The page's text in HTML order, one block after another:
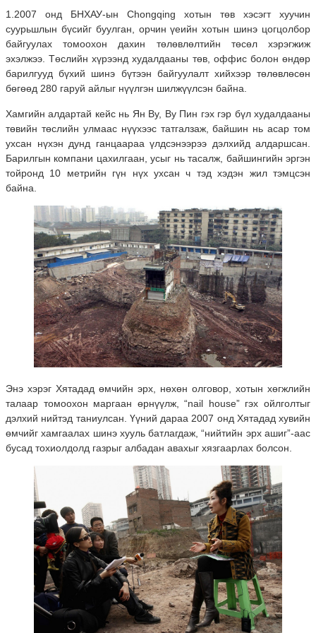
1.2007 онд БНХАУ-ын Chongqing хотын төв хэсэгт хуучин
суурьшлын бүсийг буулган, орчин үеийн хотын шинэ цогцолбор
байгуулах томоохон дахин төлөвлөлтийн төсөл хэрэгжиж
эхэлжээ. Төслийн хүрээнд худалдааны төв, оффис болон өндөр
барилгууд бүхий шинэ бүтээн байгуулалт хийхээр төлөвлөсөн
бөгөөд 280 гаруй айлыг нүүлгэн шилжүүлсэн байна.
Хамгийн алдартай кейс нь Ян Ву, Ву Пин гэх гэр бүл худалдааны
төвийн төслийн улмаас нүүхээс татгалзаж, байшин нь асар том
ухсан нүхэн дунд ганцаараа үлдсэнээрээ дэлхийд алдаршсан.
Барилгын компани цахилгаан, усыг нь тасалж, байшингийн эргэн
тойронд 10 метрийн гүн нүх ухсан ч тэд хэдэн жил тэмцсэн
байна.
Энэ хэрэг Хятадад өмчийн эрх, нөхөн олговор, хотын хөгжлийн
талаар томоохон маргаан өрнүүлж, “nail house” гэх ойлголтыг
дэлхий нийтэд таниулсан. Үүний дараа 2007 онд Хятадад хувийн
өмчийг хамгаалах шинэ хууль батлагдаж, “нийтийн эрх ашиг”-аас
бусад тохиолдолд газрыг албадан авахыг хязгаарлах болсон.